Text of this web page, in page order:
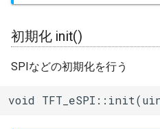
テキスト縦幅取得
fontHeight()
描画ウインドウ設定
初期化 init()
SPIなどの初期化を行う
void